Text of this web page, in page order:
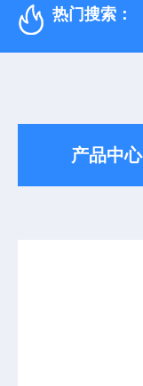
热门搜索：
产品中心